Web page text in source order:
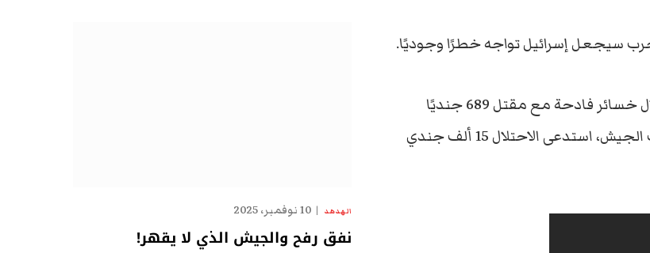
سيجعل إسرائيل تواجه خطرًا وجوديًا.
وأضاف أن الحرب في غزة تفقد معناها، حيث تكبد الاحتلال خسائر فادحة مع مقتل 689 جنديًا
وجرح أكثر من 10 آلاف. في محاولة لسد النقص في صفوف الجيش، استدعى الاحتلال 15 ألف جندي
الهدهد 10 نوفمبر، 2025
نفق رفح والجيش الذي لا يقهر!